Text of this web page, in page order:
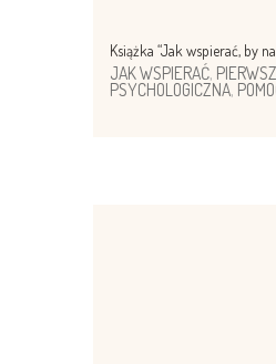
Książka “Jak wspierać, by
JAK WSPIERAĆ,
PSYCHOLOGICZNA,